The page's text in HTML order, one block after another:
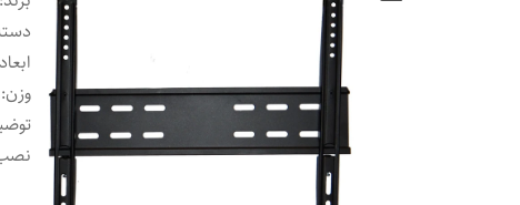
ابعاد
وزن: